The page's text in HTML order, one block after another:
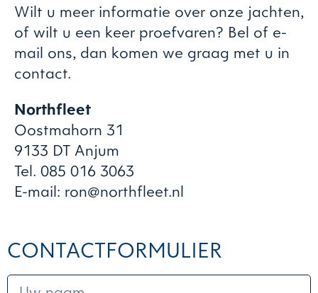
Wilt u meer informatie over onze jachten,
of wilt u een keer proefvaren? Bel of e-
mail ons, dan komen we graag met u in
contact.
Northfleet
Oostmahorn 31
9133 DT Anjum
Tel. 085 016 3063
E-mail: ron@northfleet.nl
CONTACTFORMULIER